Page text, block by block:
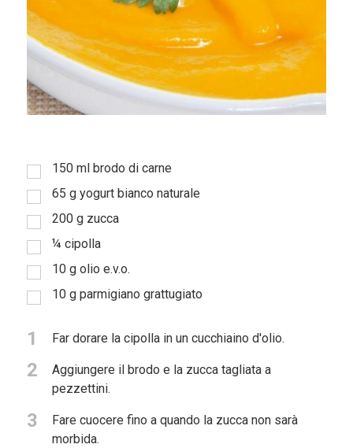
150 ml brodo di carne
65 g yogurt bianco naturale
200 g zucca
¼ cipolla
10 g olio e.v.o.
10 g parmigiano grattugiato
1 Far dorare la cipolla in un cucchiaino d'olio.
2
Aggiungere il brodo e la zucca tagliata a
pezzettini.
3
Fare cuocere fino a quando la zucca non sarà
morbida.